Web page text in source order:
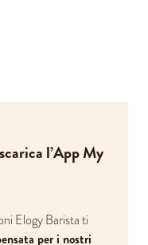
l’App My
Elogy Barista ti
per i nostri